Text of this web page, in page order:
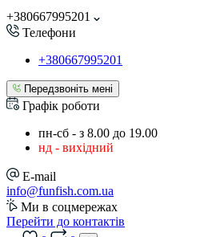
+380667995201
Телефони
+380667995201
Передзвоніть мені
Графік роботи
пн-сб - з 8.00 до 19.00
нд - вихідний
E-mail
info@funfish.com.ua
Ми в соцмережах
Перейти до контактів